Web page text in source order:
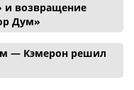
и возвращение
Дум»
— Кэмерон решил